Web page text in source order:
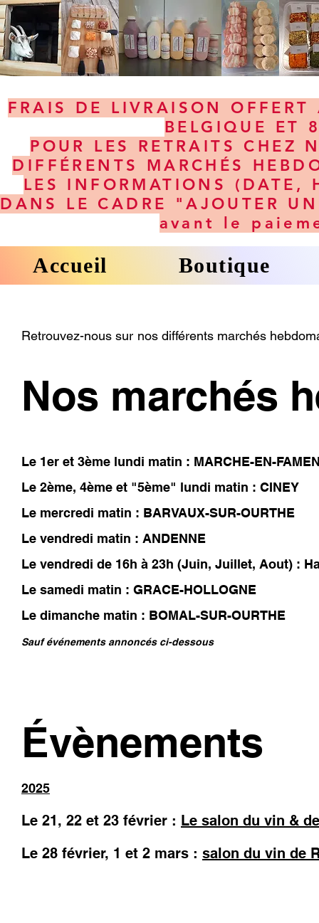
FRAIS DE LIVRAISON
BELGIQUE ET
POUR LES RETRAITS
DIFFÉRENTS MARCHÉS
LES INFORMATIONS (DATE,
DANS LE CADRE "AJOUTER
avant le
Accueil Boutique
Retrouvez-nous sur nos différents marchés
Nos marchés
Le 1er et 3ème lundi matin : MARCHE-EN-
Le 2ème, 4ème et "5ème" lundi matin : CINEY
Le mercredi matin : BARVAUX-SUR-OURTHE
Le vendredi matin : ANDENNE
Le vendredi de 16h à 23h (Juin, Juillet, Aout) :
Le samedi matin : GRACE-HOLLOGNE
Le dimanche matin : BOMAL-SUR-OURTHE
Sauf événements annoncés ci-dessous
Évènements
2025
Le 21, 22 et 23 février : Le salon du vin &
Le 28 février, 1 et 2 mars : salon du vin de